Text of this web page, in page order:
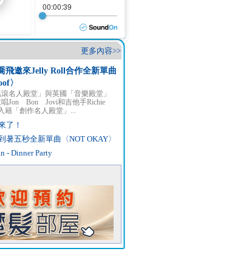
更多內容>>
飛邀來Jelly Roll合作全新單曲
〉
名人殿堂」與英國「音樂殿堂」
唱Jon Bon Jovi和吉他手Richie
籍「創作名人殿堂」...
了！
暑五秒全新單曲〈NOT OKAY〉
- Dinner Party